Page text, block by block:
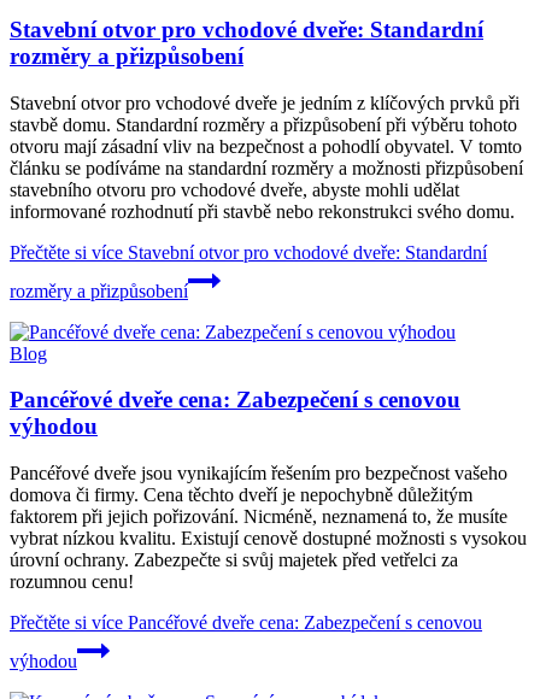
Stavební otvor pro vchodové dveře: Standardní
rozměry a přizpůsobení
Stavební otvor pro vchodové dveře je jedním z klíčových prvků při
stavbě domu. Standardní rozměry a přizpůsobení při výběru tohoto
otvoru mají zásadní vliv na bezpečnost a pohodlí obyvatel. V tomto
článku se podíváme na standardní rozměry a možnosti přizpůsobení
stavebního otvoru pro vchodové dveře, abyste mohli udělat
informované rozhodnutí při stavbě nebo rekonstrukci svého domu.
Přečtěte si více Stavební otvor pro vchodové dveře: Standardní
rozměry a přizpůsobení
Blog
Pancéřové dveře cena: Zabezpečení s cenovou
výhodou
Pancéřové dveře jsou vynikajícím řešením pro bezpečnost vašeho
domova či firmy. Cena těchto dveří je nepochybně důležitým
faktorem při jejich pořizování. Nicméně, neznamená to, že musíte
vybrat nízkou kvalitu. Existují cenově dostupné možnosti s vysokou
úrovní ochrany. Zabezpečte si svůj majetek před vetřelci za
rozumnou cenu!
Přečtěte si více Pancéřové dveře cena: Zabezpečení s cenovou
výhodou